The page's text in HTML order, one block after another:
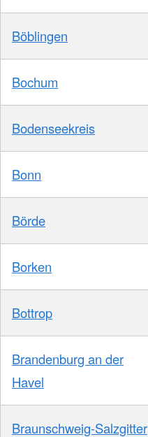
Böblingen
Bochum
Bodenseekreis
Bonn
Börde
Borken
Bottrop
Brandenburg an der
Havel
Braunschweig-Salzgitter